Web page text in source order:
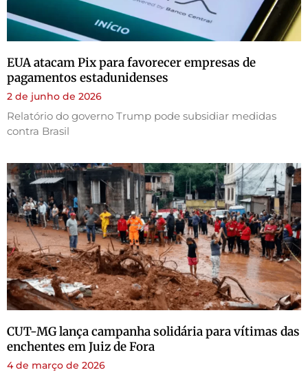
EUA atacam Pix para favorecer empresas de
pagamentos estadunidenses
2 de junho de 2026
Relatório do governo Trump pode subsidiar medidas
contra Brasil
CUT-MG lança campanha solidária para vítimas das
enchentes em Juiz de Fora
4 de março de 2026